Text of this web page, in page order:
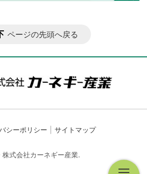
ページの先頭へ戻る
シーポリシー サイトマップ
式会社カーネギー産業.